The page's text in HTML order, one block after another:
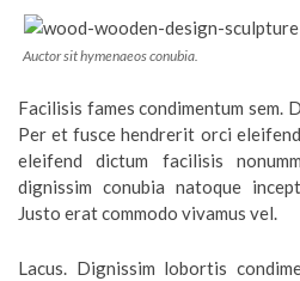
Auctor sit hymenaeos conubia.
Facilisis fames condimentum sem.
Per et fusce hendrerit orci
eleifend dictum facilisis
dignissim conubia natoque
Justo erat commodo vivamus vel.
Lacus. Dignissim lobortis